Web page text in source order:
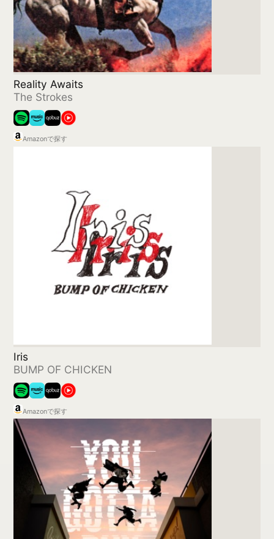
Amazonで探す
YOU GOTTA RUN -English version - EP
L'Arc〜en〜Ciel
Amazonで探す